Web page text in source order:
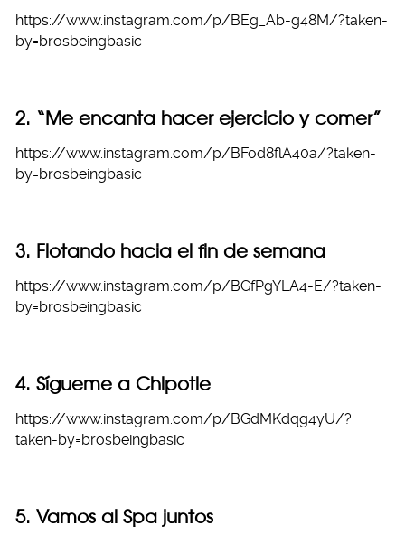
https://www.instagram.com/p/BEg_Ab-g48M/?taken-
by=brosbeingbasic
2. “Me encanta hacer ejercicio y comer”
https://www.instagram.com/p/BFod8flA40a/?taken-
by=brosbeingbasic
3. Flotando hacia el fin de semana
https://www.instagram.com/p/BGfPgYLA4-E/?taken-
by=brosbeingbasic
4. Sígueme a Chipotle
https://www.instagram.com/p/BGdMKdqg4yU/?
taken-by=brosbeingbasic
5. Vamos al Spa juntos